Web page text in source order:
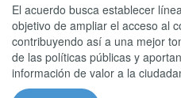
El acuerdo busca establecer
objetivo de ampliar el acceso al
contribuyendo así a una mejor
de las políticas públicas y
información de valor a la